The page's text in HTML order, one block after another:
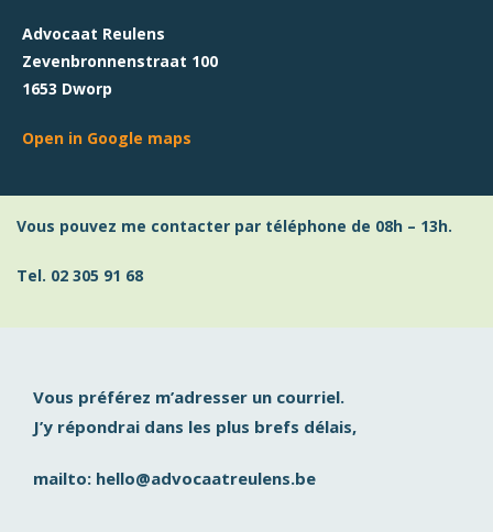
Advocaat Reulens
Zevenbronnenstraat 100
1653 Dworp
Open in Google maps
Vous pouvez me contacter par téléphone de 08h – 13h.
Tel. 02 305 91 68
Vous préférez m’adresser un courriel.
J’y répondrai dans les plus brefs délais,
mailto: hello@advocaatreulens.be